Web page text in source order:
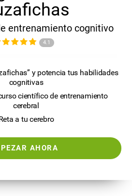
entrenamiento cognitivo
4.1
y potencia tus habilidades
cognitivas
científico de entrenamiento
cerebral
a tu cerebro
AHORA